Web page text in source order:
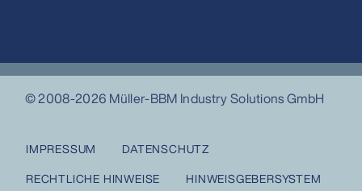
© 2008-2026 Müller-BBM Industry Solutions GmbH
IMPRESSUM
DATENSCHUTZ
RECHTLICHE HINWEISE
HINWEISGEBERSYSTEM